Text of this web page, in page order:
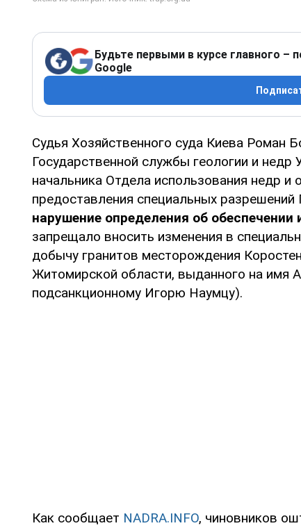
Будьте первыми в курсе главного –
Google
Судья Хозяйственного суда Киева Роман
Государственной службы геологии и недр
начальника Отдела использования недр и
предоставления специальных разрешений
нарушение определения об обеспечении
запрещало вносить изменения в
добычу гранитов месторождения
Житомирской области, выданного на имя
подсанкционному Игорю Наумцу).
Как сообщает NADRA.INFO, чиновников